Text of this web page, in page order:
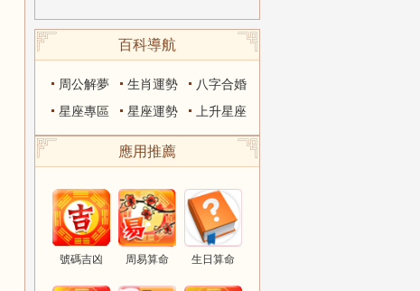
百科導航
周公解夢 生肖運勢
八字合婚
星座專區
星座運勢 上升星座
應用推薦
號碼吉凶 周易算命 生日算命